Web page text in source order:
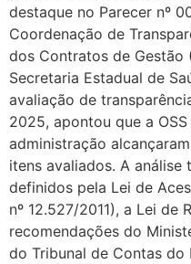
destaque no Parecer nº
Coordenação de
dos Contratos de Gestão
Secretaria Estadual de
avaliação de
2025, apontou que a
administração
itens avaliados. A
definidos pela Lei de
nº 12.527/2011), a Lei de
recomendações do
do Tribunal de Contas do